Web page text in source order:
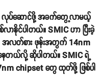
း လုပ်ဆောင်ဖို့ အခက်တွေ့လာမယ့်
နိုင်ပါတယ်။ SMIC ဟာ ပြီးခဲ့
လတ်စား ဖုန်းအတွက် 14nm
တယ်လို့ ဆိုပါတယ်။ SMIC ရဲ့
chipset တွေ ထုတ်ဖို့ ဖြစ်ပါ